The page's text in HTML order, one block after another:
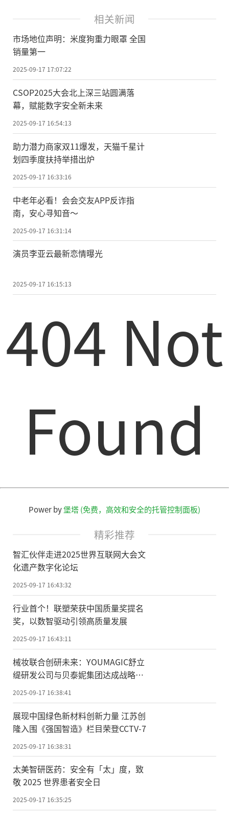
相关新闻
市场地位声明：米度狗重力眼罩 全国
销量第一
2025-09-17 17:07:22
CSOP2025大会北上深三站圆满落
幕，赋能数字安全新未来
2025-09-17 16:54:13
助力潜力商家双11爆发，天猫千星计
划四季度扶持举措出炉
2025-09-17 16:33:16
中老年必看！会会交友APP反诈指
南，安心寻知音～
2025-09-17 16:31:14
演员李亚云最新恋情曝光
2025-09-17 16:15:13
404 Not
Found
Power by堡塔 (免费，高效和安全的托管控制面板)
精彩推荐
智汇伙伴走进2025世界互联网大会文
化遗产数字化论坛
2025-09-17 16:43:32
行业首个！联塑荣获中国质量奖提名
奖，以数智驱动引领高质量发展
2025-09-17 16:43:11
械妆联合创研未来：YOUMAGIC舒立
缇研发公司与贝泰妮集团达成战略合
2025-09-17 16:38:41
展现中国绿色新材料创新力量 江苏创
隆入围《强国智造》栏目荣登CCTV-7
2025-09-17 16:38:31
太美智研医药：安全有「太」度，致
敬 2025 世界患者安全日
2025-09-17 16:35:25